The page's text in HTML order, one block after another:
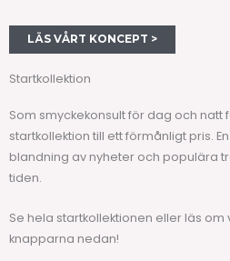
LÄS VÅRT KONCEPT >
Startkollektion
Som smyckekonsult för dag och natt
startkollektion till ett förmånligt pris.
blandning av nyheter och populära
tiden.
Se hela startkollektionen eller läs
knapparna nedan!